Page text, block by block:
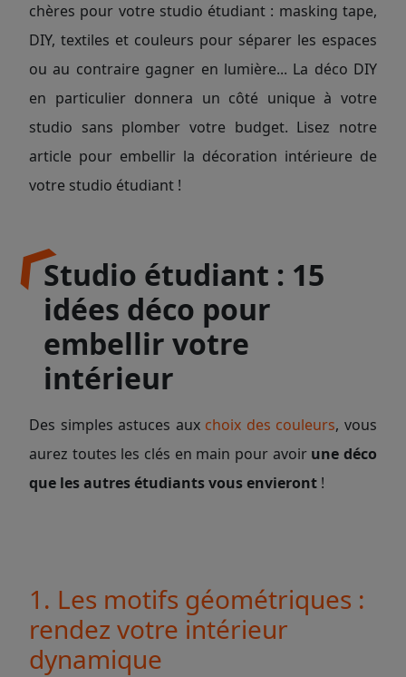
chères pour votre studio étudiant : masking tape,
DIY, textiles et couleurs pour séparer les espaces
ou au contraire gagner en lumière... La déco DIY
en particulier donnera un côté unique à votre
studio sans plomber votre budget. Lisez notre
article pour embellir la décoration intérieure de
votre studio étudiant !
Studio étudiant : 15
idées déco pour
embellir votre
intérieur
Des simples astuces aux choix des couleurs, vous
aurez toutes les clés en main pour avoir une déco
que les autres étudiants vous envieront !
1. Les motifs géométriques :
rendez votre intérieur
dynamique